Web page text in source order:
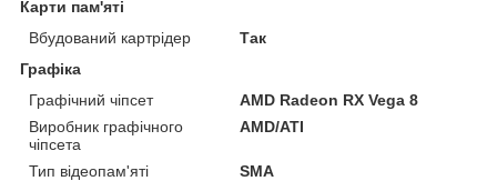
Карти пам'яті
Вбудований картрідер
Так
Графіка
Графічний чіпсет
AMD Radeon RX Vega 8
Виробник графічного
чіпсета
AMD/ATI
Тип відеопам'яті
SMA